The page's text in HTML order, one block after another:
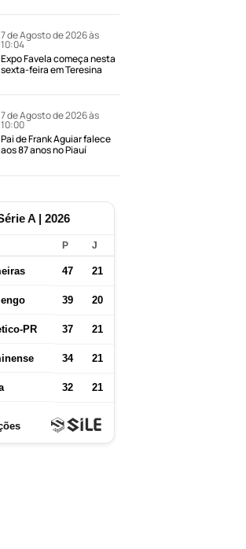
7 de Agosto de 2026 às
10:04
Expo Favela começa nesta
sexta-feira em Teresina
7 de Agosto de 2026 às
10:00
Pai de Frank Aguiar falece
aos 87 anos no Piauí